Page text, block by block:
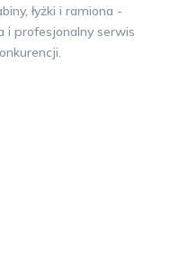
łyżki i ramiona -
i profesjonalny serwis